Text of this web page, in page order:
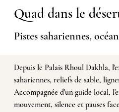
Quad dans le
Pistes sahariennes,
Depuis le Palais Rhoul Dakhla,
sahariennes, reliefs de sable,
Accompagnée d'un guide local,
mouvement, silence et pauses